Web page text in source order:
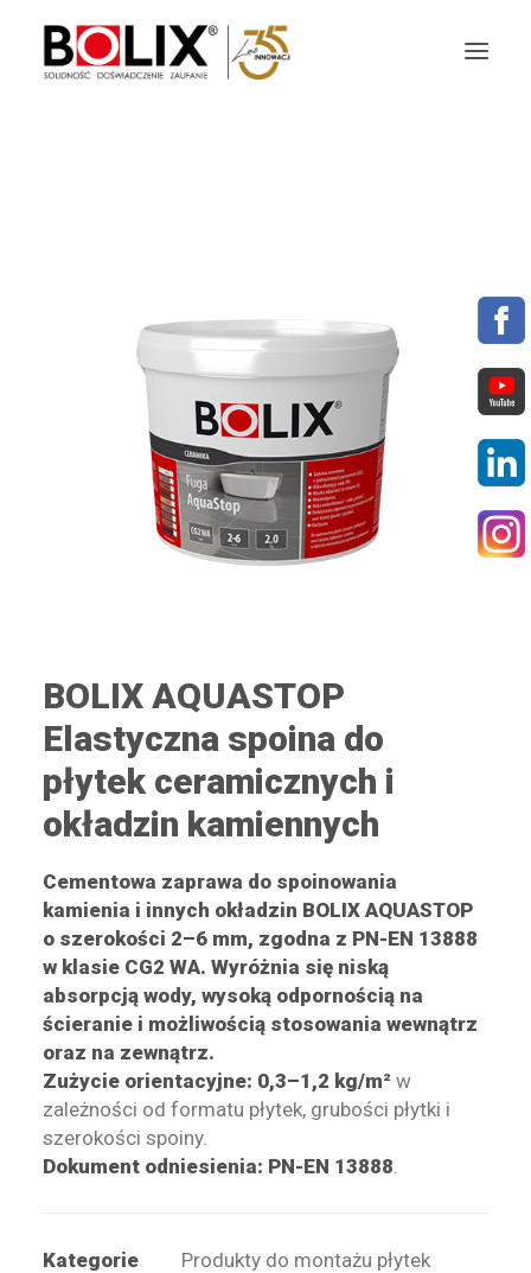
STREFA BOLIX
DO POBRANIA
KOLORYSTYKA
NASZE MARKI
WYSZUKIWANIE
STREFA PRACOWNIKA
RECEPTURY ON-LINE
BOLIX AQUASTOP
Elastyczna spoina do
płytek ceramicznych i
okładzin kamiennych
Cementowa zaprawa do spoinowania
kamienia i innych okładzin BOLIX AQUASTOP
o szerokości 2–6 mm, zgodna z PN-EN 13888
w klasie CG2 WA. Wyróżnia się niską
absorpcją wody, wysoką odpornością na
ścieranie i możliwością stosowania wewnątrz
oraz na zewnątrz.
Zużycie orientacyjne: 0,3–1,2 kg/m² w
zależności od formatu płytek, grubości płytki i
szerokości spoiny.
Dokument odniesienia: PN-EN 13888.
Kategorie
Produkty do montażu płytek